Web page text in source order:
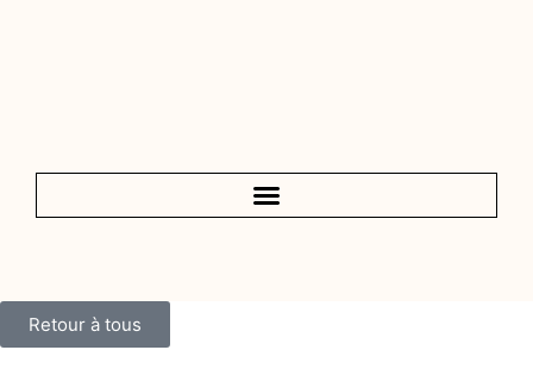
Retour à tous